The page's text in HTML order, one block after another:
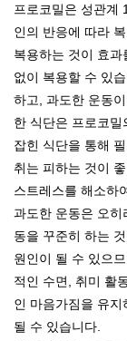
프로코밀은 성관계
인의 반응에 따라
복용하는 것이 효
없이 복용할 수 있
하고, 과도한 운동
한 식단은 프로코
잡힌 식단을 통해
취는 피하는 것이
스트레스를 해소하
과도한 운동은 오
동을 꾸준히 하는
원인이 될 수 있으
적인 수면, 취미 활
인 마음가짐을 유
될 수 있습니다.